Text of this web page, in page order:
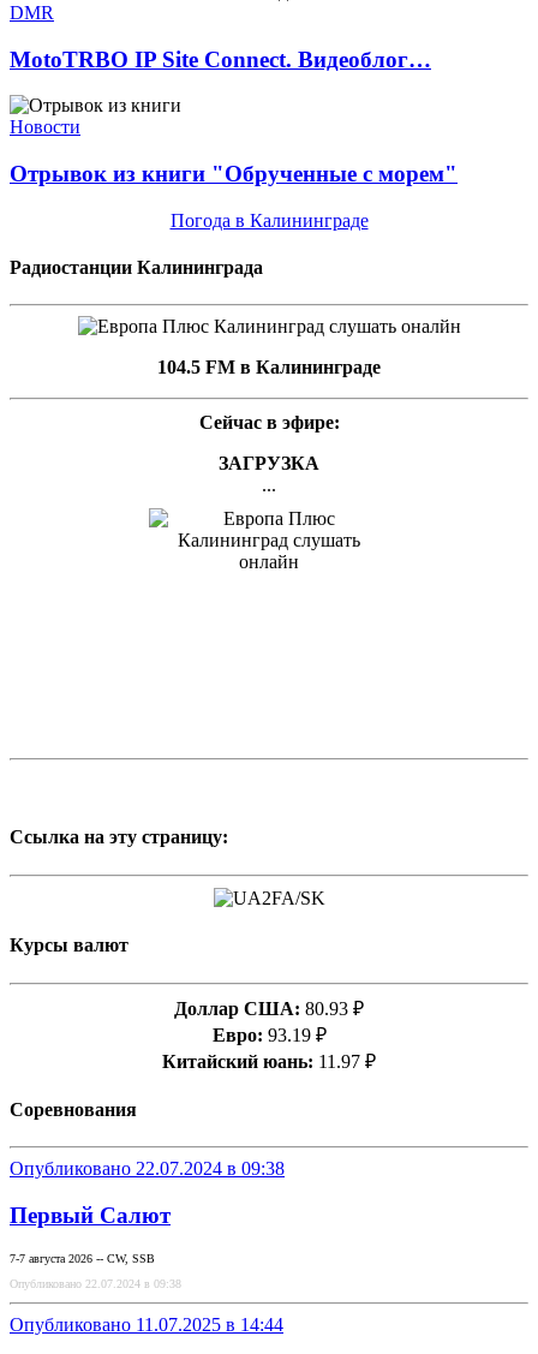
DMR
MotoTRBO IP Site Connect. Видеоблог…
Новости
Отрывок из книги "Обрученные с морем"
Погода в Калининграде
Радиостанции Калининграда
104.5 FM в Калининграде
Сейчас в эфире:
ЗАГРУЗКА
...
Ссылка на эту страницу:
Курсы валют
Доллар США: 80.93 ₽
Евро: 93.19 ₽
Китайский юань: 11.97 ₽
Соревнования
Опубликовано 22.07.2024 в 09:38
Первый Салют
7-7 августа 2026 -- CW, SSB
Опубликовано 22.07.2024 в 09:38
Опубликовано 11.07.2025 в 14:44